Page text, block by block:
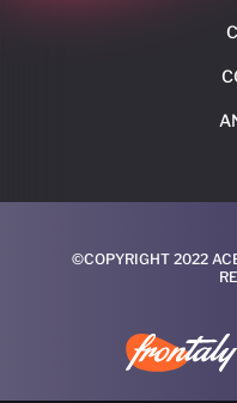
©COPYRIGHT 2022